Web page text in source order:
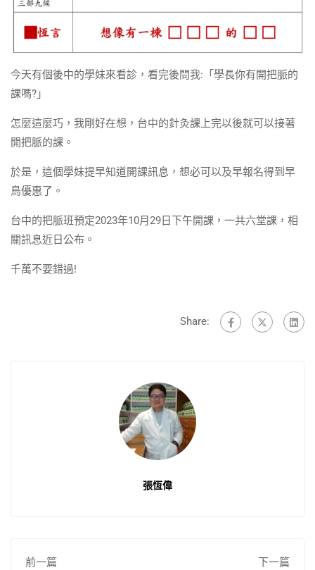
今天有個後中的學妹來看診，看完後問我:「學長你有開把脈的
課嗎?」
怎麼這麼巧，我剛好在想，台中的針灸課上完以後就可以接著
開把脈的課。
於是，這個學妹提早知道開課訊息，想必可以及早報名得到早
鳥優惠了。
台中的把脈班預定2023年10月29日下午開課，一共六堂課，相
關訊息近日公布。
千萬不要錯過!
Share:
張恆偉
前一篇 下一篇